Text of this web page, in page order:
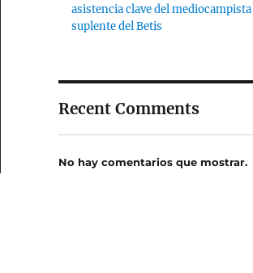
asistencia clave del mediocampista
suplente del Betis
Recent Comments
No hay comentarios que mostrar.